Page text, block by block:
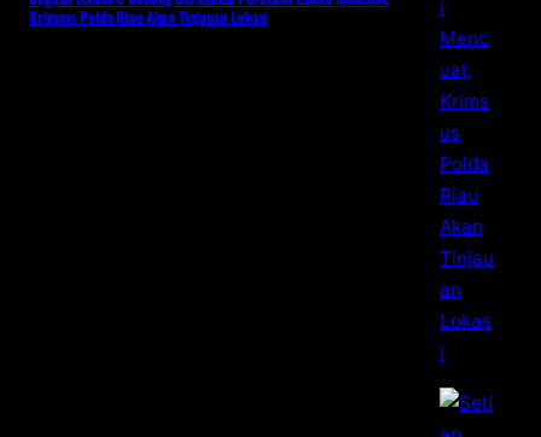
Krimsus Polda Riau Akan Tinjauan Lokasi